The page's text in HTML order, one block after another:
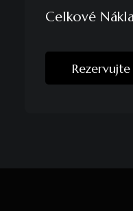
Celkové
Rezervujte